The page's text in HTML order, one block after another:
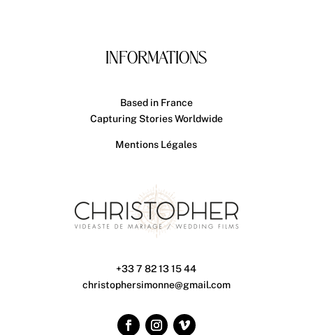
INFORMATIONS
Based in France
Capturing Stories Worldwide
Mentions Légales
+33 7 82 13 15 44
christophersimonne@gmail.com